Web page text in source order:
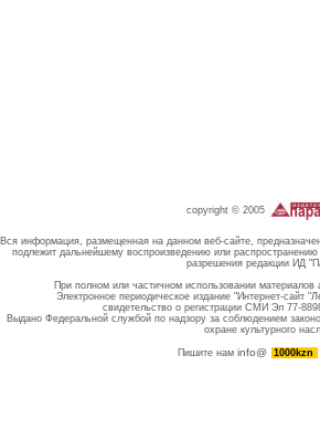
copyright © 2005
Вся информация, размещенная на данном веб-сайте,
подлежит дальнейшему воспроизведению или
разрешения редакции ИД
При полном или частичном использовании материалов
Электронное периодическое издание "Интернет-сайт
свидетельство о регистрации СМИ Эл 77-
Выдано Федеральной службой по надзору за соблюдением
охране культурного
Пишите намinfo@ 1000kzn